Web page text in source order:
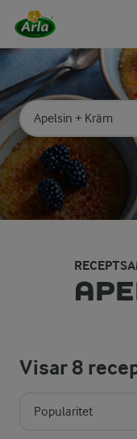
Sök på kategori eller
Skriv in sökord för att
Visar8
Popularitet